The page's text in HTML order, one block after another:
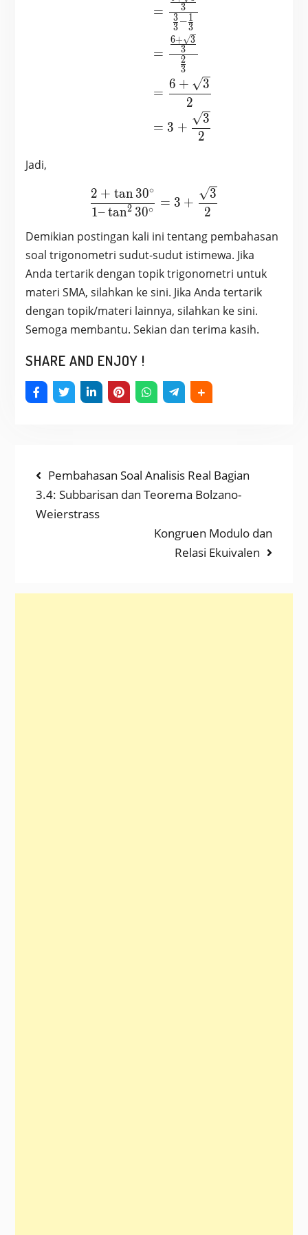
=
3
3–3
1
3
=
3
2
3
6+ 3
=
2
6 + 3
= 3 +
2
3
Jadi,
\frac{2 + \tan
1–tan2 30∘
2 + tan30∘
= 3 +
2
3
Demikian postingan kali ini tentang pembahasan
soal trigonometri sudut-sudut istimewa. Jika
Anda tertarik dengan topik trigonometri untuk
materi SMA, silahkan ke sini. Jika Anda tertarik
dengan topik/materi lainnya, silahkan ke sini.
Semoga membantu. Sekian dan terima kasih.
SHARE AND ENJOY !
NAVIGASI
POS
Previous
post:
Pembahasan Soal Analisis Real Bagian
3.4: Subbarisan dan Teorema Bolzano-
Weierstrass
Next
post:
Kongruen Modulo dan
Relasi Ekuivalen